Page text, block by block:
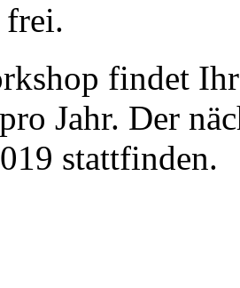
frei.
findet
Jahr. Der
stattfinden.